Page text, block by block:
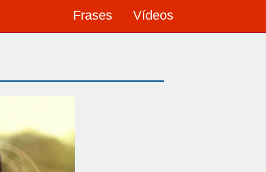
Frases Vídeos